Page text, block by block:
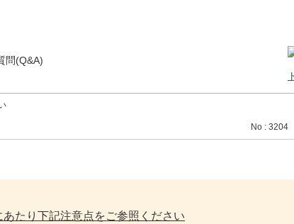
No : 3204
たり下記注意点をご参照ください